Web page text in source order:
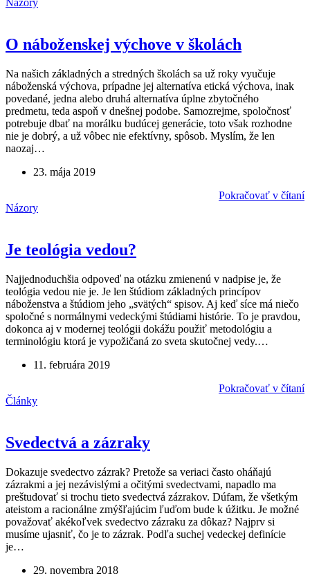
Názory
O náboženskej výchove v školách
Na našich základných a stredných školách sa už roky vyučuje
náboženská výchova, prípadne jej alternatíva etická výchova, inak
povedané, jedna alebo druhá alternatíva úplne zbytočného
predmetu, teda aspoň v dnešnej podobe. Samozrejme, spoločnosť
potrebuje dbať na morálku budúcej generácie, toto však rozhodne
nie je dobrý, a už vôbec nie efektívny, spôsob. Myslím, že len
naozaj…
23. mája 2019
Pokračovať v čítaní
Názory
Je teológia vedou?
Najjednoduchšia odpoveď na otázku zmienenú v nadpise je, že
teológia vedou nie je. Je len štúdiom základných princípov
náboženstva a štúdiom jeho „svätých“ spisov. Aj keď síce má niečo
spoločné s normálnymi vedeckými štúdiami histórie. To je pravdou,
dokonca aj v modernej teológii dokážu použiť metodológiu a
terminológiu ktorá je vypožičaná zo sveta skutočnej vedy.…
11. februára 2019
Pokračovať v čítaní
Články
Svedectvá a zázraky
Dokazuje svedectvo zázrak? Pretože sa veriaci často oháňajú
zázrakmi a jej nezávislými a očitými svedectvami, napadlo ma
preštudovať si trochu tieto svedectvá zázrakov. Dúfam, že všetkým
ateistom a racionálne zmýšľajúcim ľuďom bude k úžitku. Je možné
považovať akékoľvek svedectvo zázraku za dôkaz? Najprv si
musíme ujasniť, čo je to zázrak. Podľa suchej vedeckej definície
je…
29. novembra 2018